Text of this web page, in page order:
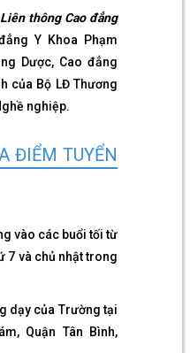
Liên thông Cao đẳng
Y Khoa Phạm
Dược, Cao đẳng
của Bộ LĐ Thương
nghiệp.
ĐIỂM TUYỂN
vào các buổi tối từ
7 và chủ nhật trong
dạy của Trường tại
Quận Tân Bình,